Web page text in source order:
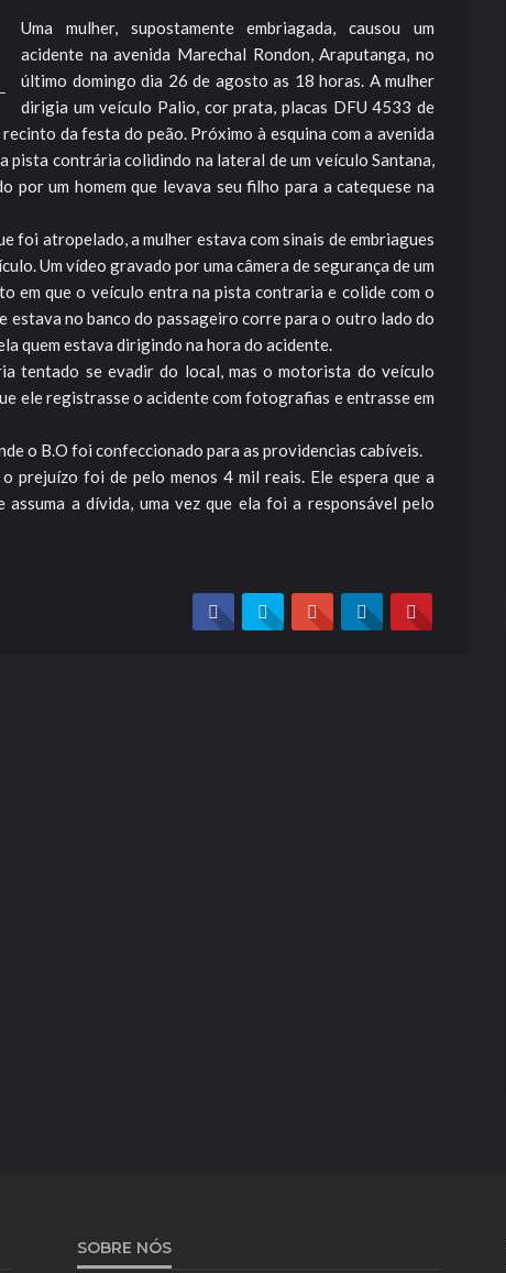
Uma mulher, supostamente embriagada, causou um
acidente na avenida Marechal Rondon, Araputanga, no
último domingo dia 26 de agosto as 18 horas. A mulher
dirigia um veículo Palio, cor prata, placas DFU 4533 de
da festa do peão. Próximo à esquina com a avenida
pista contrária colidindo na lateral de um veículo Santana,
por um homem que levava seu filho para a catequese na
foi atropelado, a mulher estava com sinais de embriagues
Um vídeo gravado por uma câmera de segurança de um
em que o veículo entra na pista contraria e colide com o
estava no banco do passageiro corre para o outro lado do
quem estava dirigindo na hora do acidente.
tentado se evadir do local, mas o motorista do veículo
ele registrasse o acidente com fotografias e entrasse em
o B.O foi confeccionado para as providencias cabíveis.
prejuízo foi de pelo menos 4 mil reais. Ele espera que a
a dívida, uma vez que ela foi a responsável pelo
SOBRE NÓS